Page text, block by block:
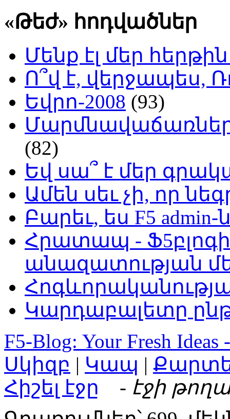
«Թեժ» հոդվածներ
Մենք էլ մեր
Ո՞վ է, վերջապես,
Եվրո-2008 (93)
Մարմնավաճառներ
(82)
Եվ սա՞ է մեր
Ամեն սեւ չի, որ
Բարեւ, ես F5 admin-
Հրատապ -
անազատության
Կարդաբալետը
F5-Blog: Your Fresh Ideas
Սկիզբ | Կապ |
Հիշել էջը
- էջի